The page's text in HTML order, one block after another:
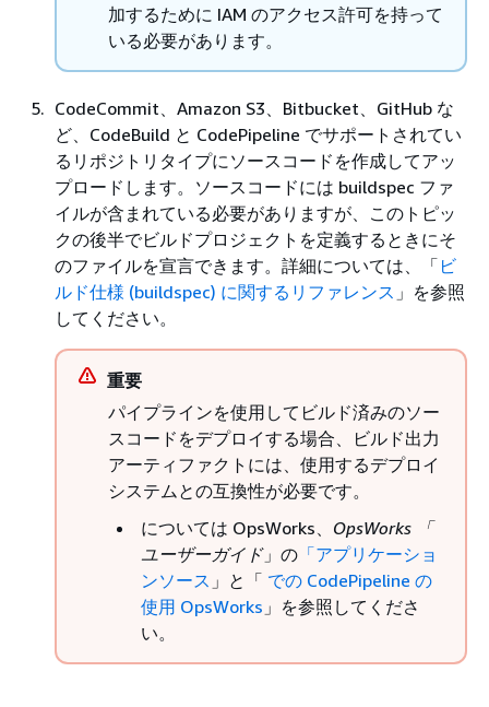
加するために IAM のアクセス許可を持って
いる必要があります。
CodeCommit、Amazon S3、Bitbucket、GitHub な
ど、CodeBuild と CodePipeline でサポートされてい
るリポジトリタイプにソースコードを作成してアッ
プロードします。ソースコードには buildspec ファ
イルが含まれている必要がありますが、このトピッ
クの後半でビルドプロジェクトを定義するときにそ
のファイルを宣言できます。詳細については、「 ビ
ルド仕様 (buildspec) に関するリファレンス 」を参照
してください。
重要
パイプラインを使用してビルド済みのソー
スコードをデプロイする場合、ビルド出力
アーティファクトには、使用するデプロイ
システムとの互換性が必要です。
については OpsWorks、 OpsWorks 「
ユーザーガイド」の 「アプリケーショ
ンソース 」と「 での CodePipeline の
使用 OpsWorks 」を参照してくださ
い。